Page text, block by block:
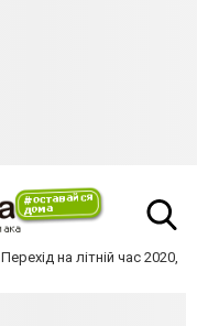
Перехід на літній час 2020,